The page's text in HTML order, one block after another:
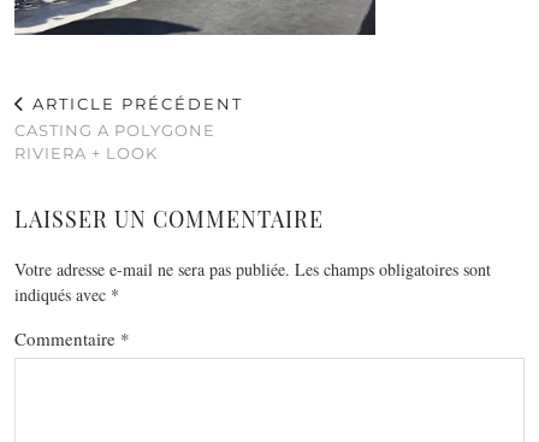
ARTICLE PRÉCÉDENT
CASTING A POLYGONE
RIVIERA + LOOK
LAISSER UN COMMENTAIRE
Votre adresse e-mail ne sera pas publiée. Les champs obligatoires sont
indiqués avec *
Commentaire *